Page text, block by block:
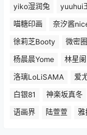
yiko湿润兔
yuuhui
喵糖印画
奈汐酱
徐莉芝Booty
微密圈
杨晨晨Yome
林星阑
洛璃LoLiSAMA
爱
白银81
神楽坂真冬
语画界
陆萱萱 雅